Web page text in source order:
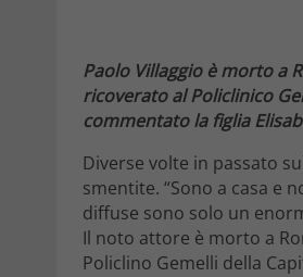
Paolo Villaggio è morto a
ricoverato al Policlinico
commentato la figlia
Diverse volte in passato
smentite. “Sono a casa e
diffuse sono solo un
Il noto attore è morto a
Policlino Gemelli della